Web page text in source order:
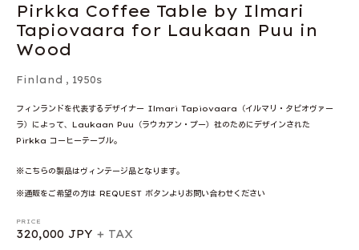
Pirkka Coffee Table by Ilmari
Tapiovaara for Laukaan Puu in
Wood
Finland , 1950s
フィンランドを代表するデザイナー Ilmari Tapiovaara（イルマリ・タピオヴァー
ラ）によって、Laukaan Puu（ラウカアン・プー）社のためにデザインされた
Pirkka コーヒーテーブル。
※こちらの製品はヴィンテージ品となります。
※通販をご希望の方は REQUEST ボタンよりお問い合わせください
PRICE
320,000 JPY + TAX